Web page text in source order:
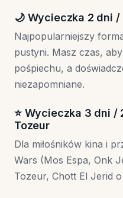
🌙 Wycieczka 2 dni /
Najpopularniejszy
pustyni. Masz czas,
pośpiechu, a
niezapomniane.
⭐ Wycieczka 3 dni
Tozeur
Dla miłośników kina i
Wars (Mos Espa, Onk
Tozeur, Chott El Jerid